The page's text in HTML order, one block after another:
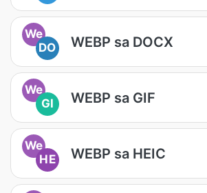
We
DO
WEBP sa DOCX
We
GI
WEBP sa GIF
We
HE
WEBP sa HEIC